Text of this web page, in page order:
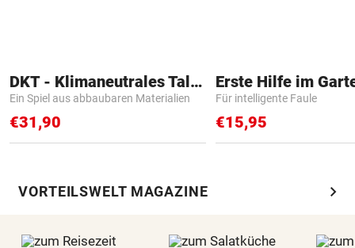
DKT - Klimaneutrales Talent
Ein Spiel aus abbaubaren Materialien
€31,90
Erste Hilfe im
Für intelligente Faule
€15,95
VORTEILSWELT MAGAZINE chevron_right